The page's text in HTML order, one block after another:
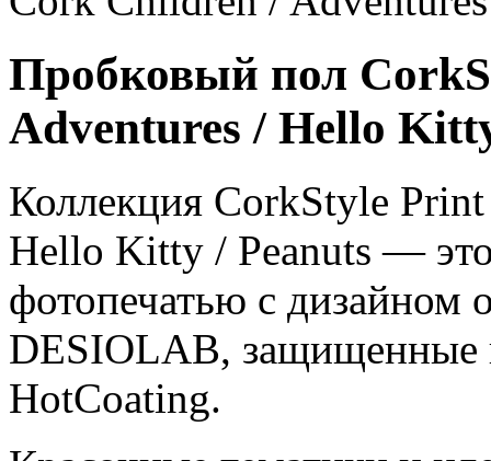
Пробковый пол
Adventures / Hello
Коллекция CorkStyle
Hello Kitty / Peanuts —
фотопечатью с дизайном
DESIOLAB, защищенные
HotCoating.